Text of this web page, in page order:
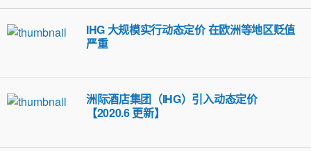
IHG 大规模实行动态定价 在欧洲等地区贬值
严重
洲际酒店集团（IHG）引入动态定价
【2020.6 更新】